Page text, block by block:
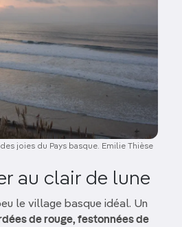
joies du Pays basque. Emilie Thièse
au clair de lune
le village basque idéal. Un
de rouge, festonnées de